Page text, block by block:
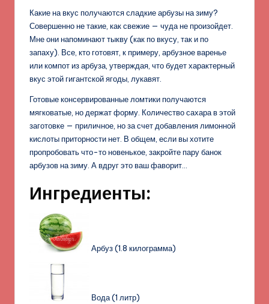
Какие на вкус получаются сладкие арбузы на зиму?
Совершенно не такие, как свежие — чуда не произойдет.
Мне они напоминают тыкву (как по вкусу, так и по
запаху). Все, кто готовят, к примеру, арбузное варенье
или компот из арбуза, утверждая, что будет характерный
вкус этойгигантской ягоды, лукавят.
Готовые консервированные ломтики получаются
мягковатые, но держат форму. Количество сахара в этой
заготовке — приличное, но за счет добавления лимонной
кислоты приторности нет. В общем, если вы хотите
пропробовать что-то новенькое, закройте пару банок
арбузов на зиму. А вдруг это ваш фаворит…
Ингредиенты:
Арбуз (1.8 килограмма)
Вода (1 литр)